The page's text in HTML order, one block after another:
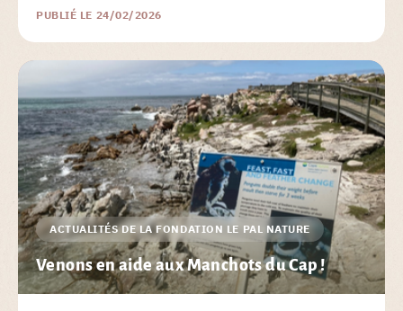
PUBLIÉ LE 24/02/2026
ACTUALITÉS DE LA FONDATION LE PAL NATURE
Venons en aide aux Manchots du Cap !